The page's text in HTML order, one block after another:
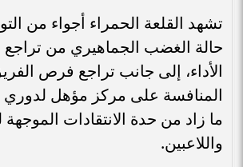
تشهد القلعة الحمراء أجواء من
حالة الغضب الجماهيري من تراجع
الأداء، إلى جانب تراجع فرص
المنافسة على مركز مؤهل لدوري
ما زاد من حدة الانتقادات الموجهة
واللاعبين.